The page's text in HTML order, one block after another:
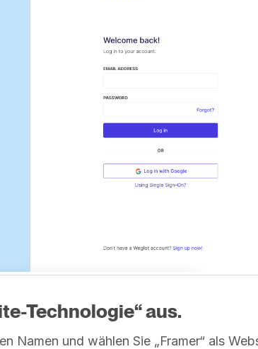
Technologie“ aus.
Namen und wählen Sie „Framer“ als